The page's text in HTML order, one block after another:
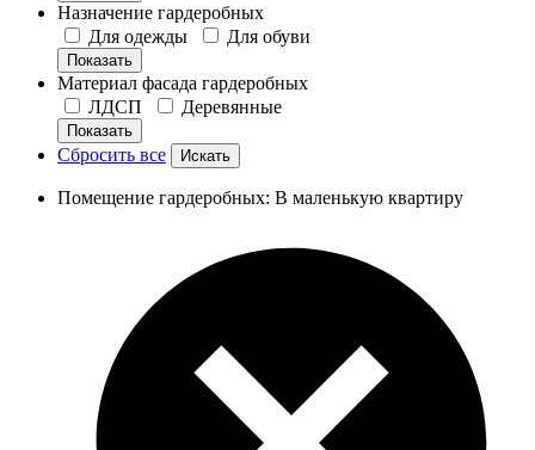
Назначение гардеробных
Для одежды
Для обуви
Показать
Материал фасада гардеробных
ЛДСП
Деревянные
Показать
Сбросить все
Помещение гардеробных: В маленькую квартиру